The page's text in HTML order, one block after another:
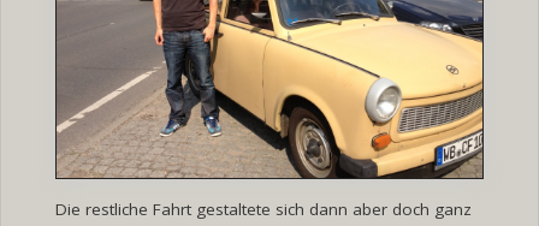
Die restliche Fahrt gestaltete sich dann aber doch ganz